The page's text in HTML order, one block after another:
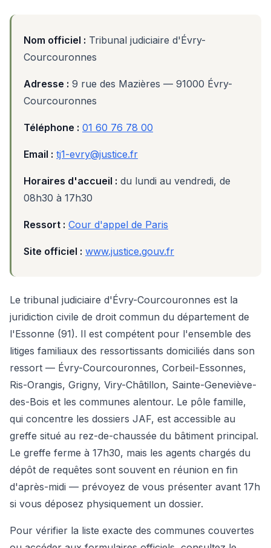
Nom officiel : Tribunal judiciaire d'Évry-
Courcouronnes
Adresse : 9 rue des Mazières — 91000 Évry-
Courcouronnes
Téléphone : 01 60 76 78 00
Email : tj1-evry@justice.fr
Horaires d'accueil : du lundi au vendredi, de
08h30 à 17h30
Ressort : Cour d'appel de Paris
Site officiel : www.justice.gouv.fr
Le tribunal judiciaire d'Évry-Courcouronnes est la
juridiction civile de droit commun du département de
l'Essonne (91). Il est compétent pour l'ensemble des
litiges familiaux des ressortissants domiciliés dans son
ressort — Évry-Courcouronnes, Corbeil-Essonnes,
Ris-Orangis, Grigny, Viry-Châtillon, Sainte-Geneviève-
des-Bois et les communes alentour. Le pôle famille,
qui concentre les dossiers JAF, est accessible au
greffe situé au rez-de-chaussée du bâtiment principal.
Le greffe ferme à 17h30, mais les agents chargés du
dépôt de requêtes sont souvent en réunion en fin
d'après-midi — prévoyez de vous présenter avant 17h
si vous déposez physiquement un dossier.
Pour vérifier la liste exacte des communes couvertes